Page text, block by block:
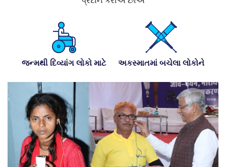
જન્મથી દિવ્યાંગ લોકો માટે અકસ્માતમાં બચેલા લોકોને